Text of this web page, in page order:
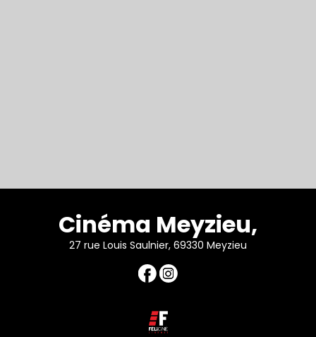
Cinéma Meyzieu,
27 rue Louis Saulnier, 69330 Meyzieu